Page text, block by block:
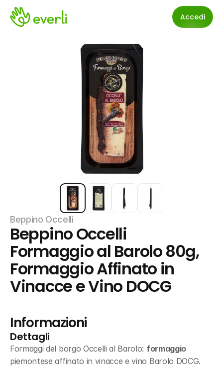
Accedi
Beppino Occelli
Beppino Occelli
Formaggio al Barolo 80g,
Formaggio Affinato in
Vinacce e Vino DOCG
Informazioni
Dettagli
Formaggi del borgo Occelli al Barolo: formaggio
piemontese affinato in vinacce e vino Barolo DOCG.